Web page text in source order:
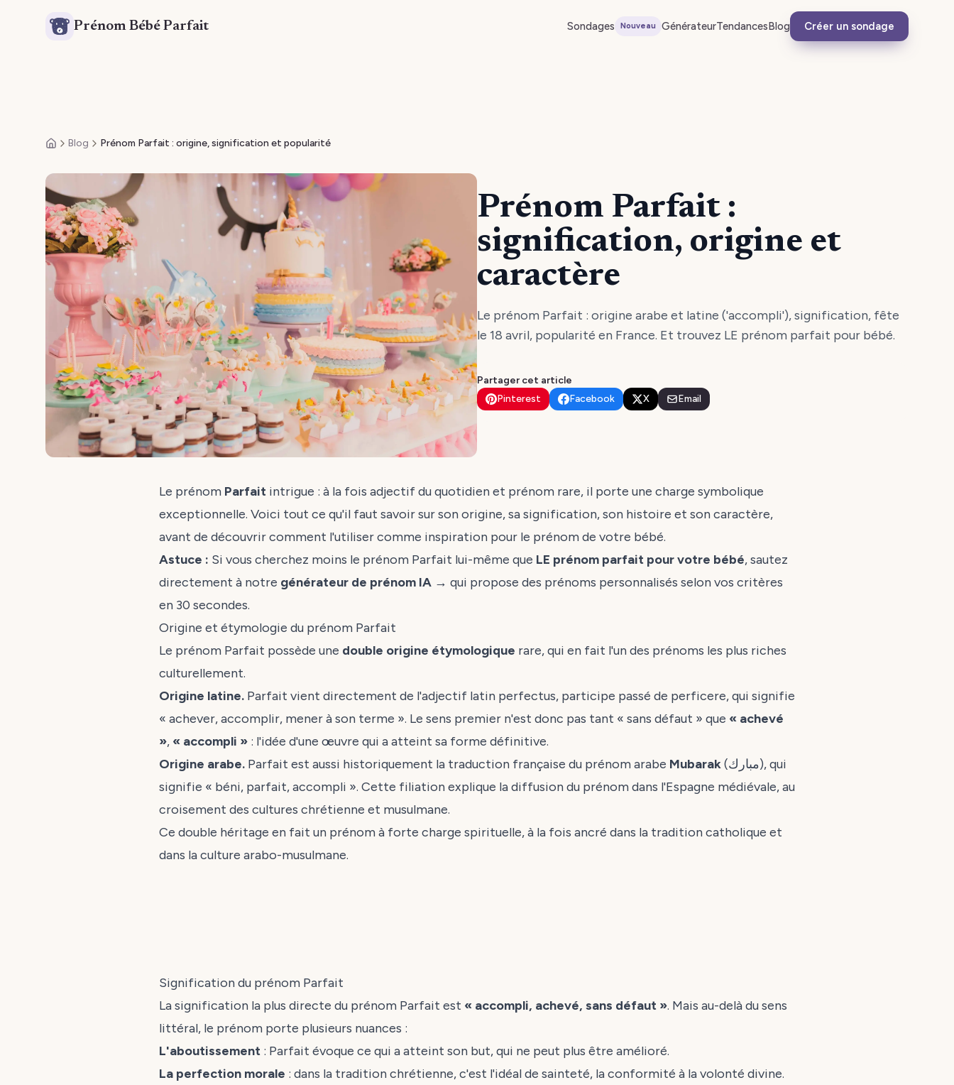
Prénom Bébé Parfait Sondages Nouveau GénérateurTendancesBlog Créer un sondage
AccueilBlog Prénom Parfait : origine, signification et popularité
Prénom Parfait :
signification, origine et
caractère
Le prénom Parfait : origine arabe et latine ('accompli'), signification, fête
le 18 avril, popularité en France. Et trouvez LE prénom parfait pour bébé.
Partager cet article
Pinterest
Facebook X Email
Le prénom Parfait intrigue : à la fois adjectif du quotidien et prénom rare, il porte une charge symbolique
exceptionnelle. Voici tout ce qu'il faut savoir sur son origine, sa signification, son histoire et son caractère,
avant de découvrir comment l'utiliser comme inspiration pour le prénom de votre bébé.
Astuce : Si vous cherchez moins le prénom Parfait lui-même que LE prénom parfait pour votre bébé, sautez
directement à notre générateur de prénom IA → qui propose des prénoms personnalisés selon vos critères
en 30 secondes.
Origine et étymologie du prénom Parfait
Le prénom Parfait possède une double origine étymologique rare, qui en fait l'un des prénoms les plus riches
culturellement.
Origine latine. Parfait vient directement de l'adjectif latin perfectus, participe passé de perficere, qui signifie
« achever, accomplir, mener à son terme ». Le sens premier n'est donc pas tant « sans défaut » que « achevé
», « accompli » : l'idée d'une œuvre qui a atteint sa forme définitive.
Origine arabe. Parfait est aussi historiquement la traduction française du prénom arabe Mubarak(مبارك), qui
signifie « béni, parfait, accompli ». Cette filiation explique la diffusion du prénom dans l'Espagne médiévale, au
croisement des cultures chrétienne et musulmane.
Ce double héritage en fait un prénom à forte charge spirituelle, à la fois ancré dans la tradition catholique et
dans la culture arabo-musulmane.
Signification du prénom Parfait
La signification la plus directe du prénom Parfait est « accompli, achevé, sans défaut ». Mais au-delà du sens
littéral, le prénom porte plusieurs nuances :
L'aboutissement : Parfait évoque ce qui a atteint son but, qui ne peut plus être amélioré.
La perfection morale : dans la tradition chrétienne, c'est l'idéal de sainteté, la conformité à la volonté divine.